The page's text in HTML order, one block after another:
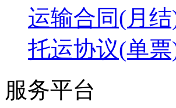
运输合同(月
托运协议(单票
服务平台